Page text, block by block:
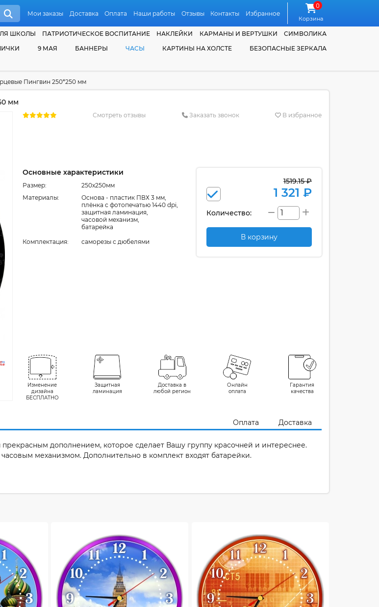
Мои заказы Доставка Оплата Наши работы Отзывы Контакты Избранное
0
Корзина
ШКОЛЫ ПАТРИОТИЧЕСКОЕ ВОСПИТАНИЕ НАКЛЕЙКИ КАРМАНЫ И ВЕРТУШКИ
СИМВОЛИКА
9 МАЯ БАННЕРЫ ЧАСЫ КАРТИНЫ НА ХОЛСТЕ
БЕЗОПАСНЫЕ ЗЕРКАЛА
Пингвин 250*250 мм
мм
Смотреть отзывы Заказать звонок В избранное
Основные характеристики
Размер:
250x250мм
Материалы:
Основа - пластик ПВХ 3 мм,
плёнка с фотопечатью 1440 dpi,
защитная ламинация,
часовой механизм,
батарейка
Комплектация:
cаморезы с дюбелями
1519.15 ₽
1 321 ₽
Количество:
В корзину
Изменение
дизайна
БЕСПЛАТНО
Защитная
ламинация
Доставка в
любой регион
Онлайн
оплата
Гарантия
качества
Оплата Доставка
дополнением, которое сделает Вашу группу красочней и интереснее.
механизмом. Дополнительно в комплект входят батарейки.